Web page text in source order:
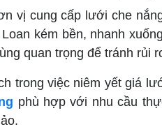
vị cung cấp lưới che
kém bền, nhanh
quan trọng để tránh rủi
trong việc niêm yết giá
phù hợp với nhu cầu